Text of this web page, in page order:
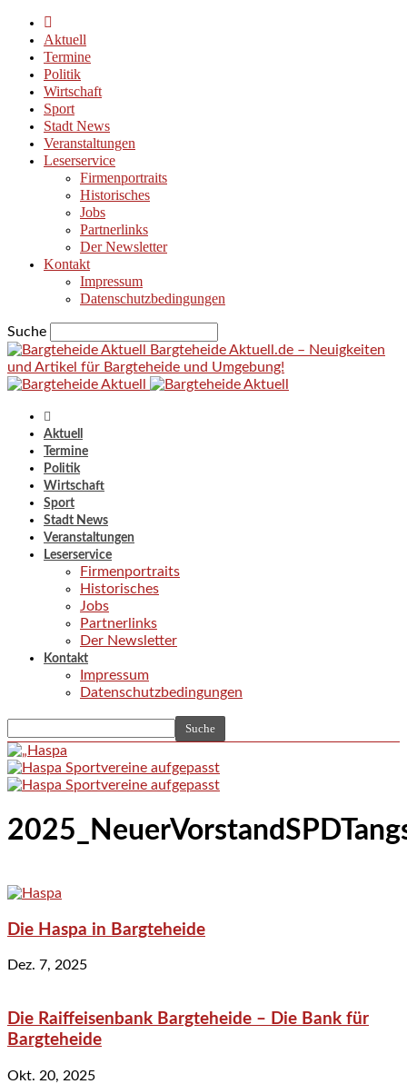
Aktuell
Termine
Politik
Wirtschaft
Sport
Stadt News
Veranstaltungen
Leserservice
Firmenportraits
Historisches
Jobs
Partnerlinks
Der Newsletter
Kontakt
Impressum
Datenschutzbedingungen
Suche
Bargteheide Aktuell.de – Neuigkeiten
und Artikel für Bargteheide und Umgebung!
Aktuell
Termine
Politik
Wirtschaft
Sport
Stadt News
Veranstaltungen
Leserservice
Firmenportraits
Historisches
Jobs
Partnerlinks
Der Newsletter
Kontakt
Impressum
Datenschutzbedingungen
Die Haspa in Bargteheide
Dez. 7, 2025
Die Raiffeisenbank Bargteheide – Die Bank für
Bargteheide
Okt. 20, 2025